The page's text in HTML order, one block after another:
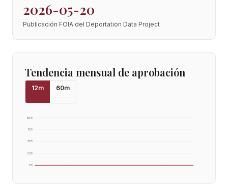
2026-05-20
Publicación FOIA del Deportation Data Project
Tendencia mensual de aprobación
12m 60m
0%
25%
50%
75%
100%